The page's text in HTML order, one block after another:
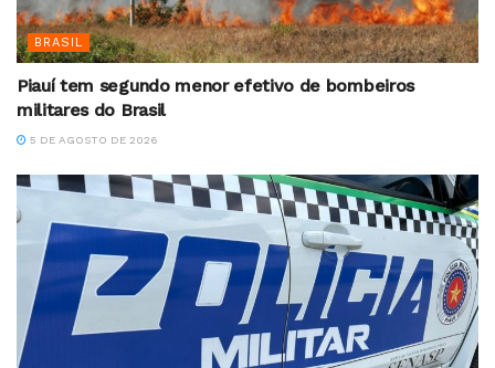
BRASIL
Piauí tem segundo menor efetivo de bombeiros
militares do Brasil
5 DE AGOSTO DE 2026